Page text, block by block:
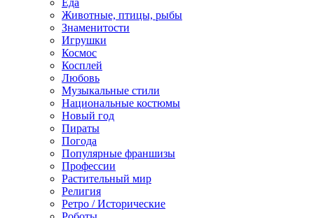
Еда
Животные, птицы, рыбы
Знаменитости
Игрушки
Космос
Косплей
Любовь
Музыкальные стили
Национальные костюмы
Новый год
Пираты
Погода
Популярные франшизы
Профессии
Растительный мир
Религия
Ретро / Исторические